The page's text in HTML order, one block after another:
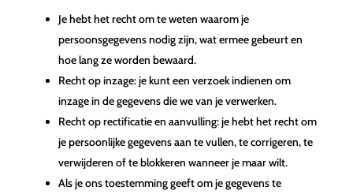
Je hebt het recht om te weten waarom je
persoonsgegevens nodig zijn, wat ermee gebeurt en
hoe lang ze worden bewaard.
Recht op inzage: je kunt een verzoek indienen om
inzage in de gegevens die we van je verwerken.
Recht op rectificatie en aanvulling: je hebt het recht om
je persoonlijke gegevens aan te vullen, te corrigeren, te
verwijderen of te blokkeren wanneer je maar wilt.
Als je ons toestemming geeft om je gegevens te